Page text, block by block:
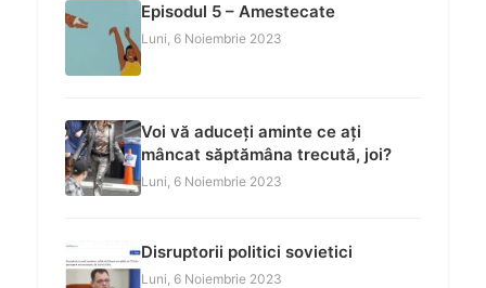
Episodul 5 – Amestecate
Luni, 6 Noiembrie 2023
Voi vă aduceți aminte ce ați
mâncat săptămâna trecută, joi?
Luni, 6 Noiembrie 2023
Disruptorii politici sovietici
Luni, 6 Noiembrie 2023